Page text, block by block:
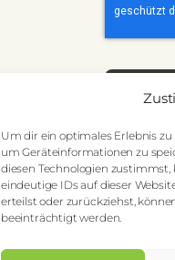
Um dir ein optimales Erlebnis zu
um Geräteinformationen zu
diesen Technologien
eindeutige IDs auf dieser
erteilst oder zurückziehst,
beeinträchtigt werden.